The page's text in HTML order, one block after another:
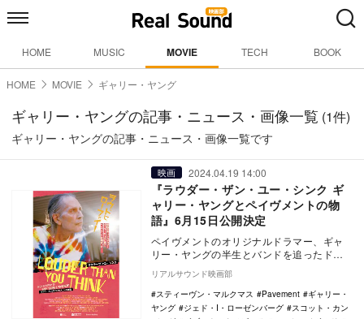
HOME MUSIC MOVIE TECH BOOK
HOME MOVIE ギャリー・ヤング
ギャリー・ヤングの記事・ニュース・画像一覧 (1件)
ギャリー・ヤングの記事・ニュース・画像一覧です
映画 2024.04.19 14:00
『ラウダー・ザン・ユー・シンク ギ
ャリー・ヤングとペイヴメントの物
語』6月15日公開決定
ペイヴメントのオリジナルドラマー、ギャ
リー・ヤングの半生とバンドを追ったドキ
ュメンタリー『ラウダー・ザン・ユー・シ
ンク ギャリー…
リアルサウンド映画部
スティーヴン・マルクマス
Pavement
ギャリー・
ヤング
ジェド・I・ローゼンバーグ
スコット・カン